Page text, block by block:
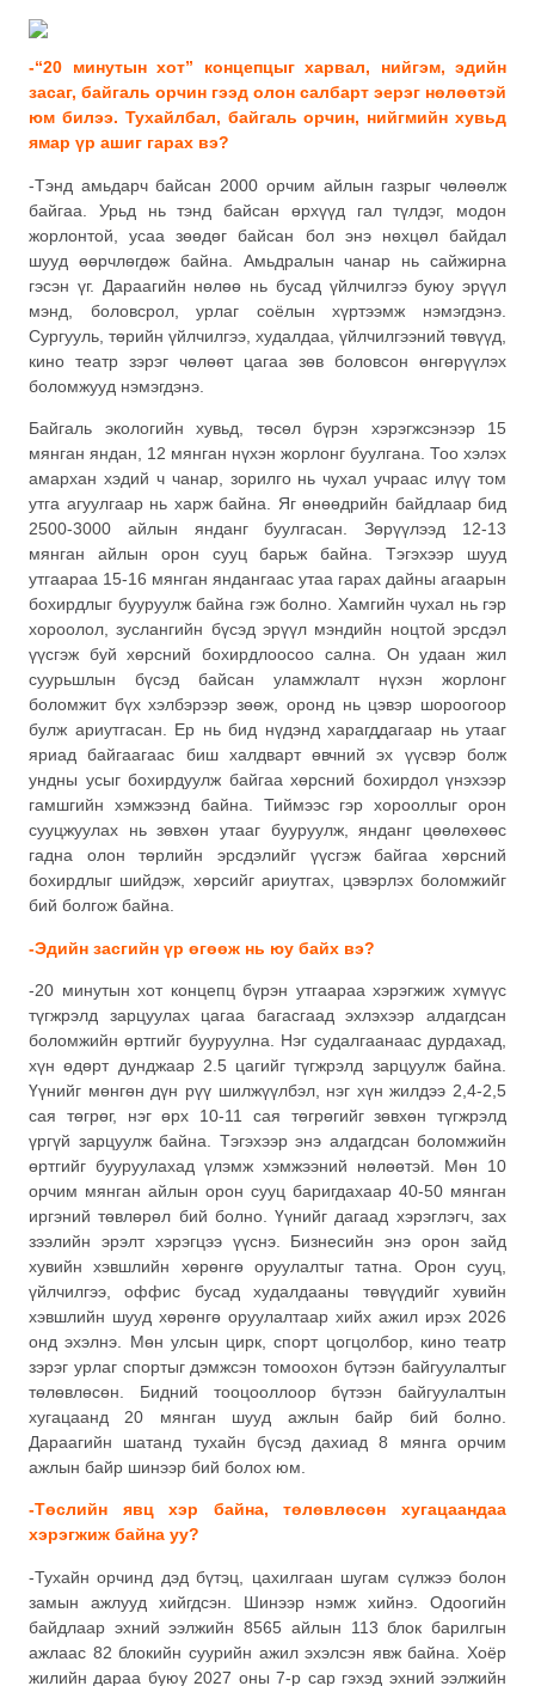
-“20 минутын хот” концепцыг харвал, нийгэм, эдийн
засаг, байгаль орчин гээд олон салбарт эерэг нөлөөтэй
юм билээ. Тухайлбал, байгаль орчин, нийгмийн хувьд
ямар үр ашиг гарах вэ?
-Тэнд амьдарч байсан 2000 орчим айлын газрыг чөлөөлж
байгаа. Урьд нь тэнд байсан өрхүүд гал түлдэг, модон
жорлонтой, усаа зөөдөг байсан бол энэ нөхцөл байдал
шууд өөрчлөгдөж байна. Амьдралын чанар нь сайжирна
гэсэн үг. Дараагийн нөлөө нь бусад үйлчилгээ буюу эрүүл
мэнд, боловсрол, урлаг соёлын хүртээмж нэмэгдэнэ.
Сургууль, төрийн үйлчилгээ, худалдаа, үйлчилгээний төвүүд,
кино театр зэрэг чөлөөт цагаа зөв боловсон өнгөрүүлэх
боломжууд нэмэгдэнэ.
Байгаль экологийн хувьд, төсөл бүрэн хэрэгжсэнээр 15
мянган яндан, 12 мянган нүхэн жорлонг буулгана. Тоо хэлэх
амархан хэдий ч чанар, зорилго нь чухал учраас илүү том
утга агуулгаар нь харж байна. Яг өнөөдрийн байдлаар бид
2500-3000 айлын янданг буулгасан. Зөрүүлээд 12-13
мянган айлын орон сууц барьж байна. Тэгэхээр шууд
утгаараа 15-16 мянган яндангаас утаа гарах дайны агаарын
бохирдлыг бууруулж байна гэж болно. Хамгийн чухал нь гэр
хороолол, зуслангийн бүсэд эрүүл мэндийн ноцтой эрсдэл
үүсгэж буй хөрсний бохирдлоосоо сална. Он удаан жил
суурьшлын бүсэд байсан уламжлалт нүхэн жорлонг
боломжит бүх хэлбэрээр зөөж, оронд нь цэвэр шороогоор
булж ариутгасан. Ер нь бид нүдэнд харагддагаар нь утааг
яриад байгаагаас биш халдварт өвчний эх үүсвэр болж
ундны усыг бохирдуулж байгаа хөрсний бохирдол үнэхээр
гамшгийн хэмжээнд байна. Тиймээс гэр хорооллыг орон
сууцжуулах нь зөвхөн утааг бууруулж, янданг цөөлөхөөс
гадна олон төрлийн эрсдэлийг үүсгэж байгаа хөрсний
бохирдлыг шийдэж, хөрсийг ариутгах, цэвэрлэх боломжийг
бий болгож байна.
-Эдийн засгийн үр өгөөж нь юу байх вэ?
-20 минутын хот концепц бүрэн утгаараа хэрэгжиж хүмүүс
түгжрэлд зарцуулах цагаа багасгаад эхлэхээр алдагдсан
боломжийн өртгийг бууруулна. Нэг судалгаанаас дурдахад,
хүн өдөрт дунджаар 2.5 цагийг түгжрэлд зарцуулж байна.
Үүнийг мөнгөн дүн рүү шилжүүлбэл, нэг хүн жилдээ 2,4-2,5
сая төгрөг, нэг өрх 10-11 сая төгрөгийг зөвхөн түгжрэлд
үргүй зарцуулж байна. Тэгэхээр энэ алдагдсан боломжийн
өртгийг бууруулахад үлэмж хэмжээний нөлөөтэй. Мөн 10
орчим мянган айлын орон сууц баригдахаар 40-50 мянган
иргэний төвлөрөл бий болно. Үүнийг дагаад хэрэглэгч, зах
зээлийн эрэлт хэрэгцээ үүснэ. Бизнесийн энэ орон зайд
хувийн хэвшлийн хөрөнгө оруулалтыг татна. Орон сууц,
үйлчилгээ, оффис бусад худалдааны төвүүдийг хувийн
хэвшлийн шууд хөрөнгө оруулалтаар хийх ажил ирэх 2026
онд эхэлнэ. Мөн улсын цирк, спорт цогцолбор, кино театр
зэрэг урлаг спортыг дэмжсэн томоохон бүтээн байгуулалтыг
төлөвлөсөн. Бидний тооцооллоор бүтээн байгуулалтын
хугацаанд 20 мянган шууд ажлын байр бий болно.
Дараагийн шатанд тухайн бүсэд дахиад 8 мянга орчим
ажлын байр шинээр бий болох юм.
-Төслийн явц хэр байна, төлөвлөсөн хугацаандаа
хэрэгжиж байна уу?
-Тухайн орчинд дэд бүтэц, цахилгаан шугам сүлжээ болон
замын ажлууд хийгдсэн. Шинээр нэмж хийнэ. Одоогийн
байдлаар эхний ээлжийн 8565 айлын 113 блок барилгын
ажлаас 82 блокийн суурийн ажил эхэлсэн явж байна. Хоёр
жилийн дараа буюу 2027 оны 7-р сар гэхэд эхний ээлжийн